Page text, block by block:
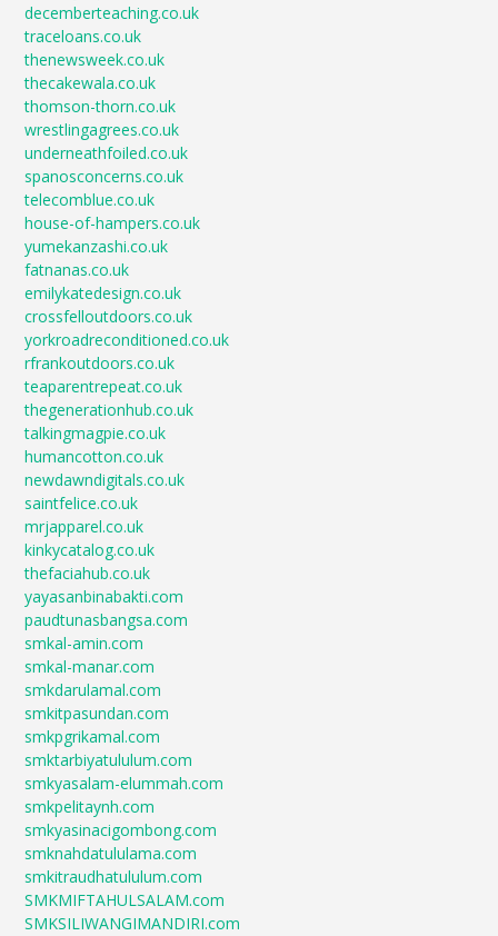
decemberteaching.co.uk
traceloans.co.uk
thenewsweek.co.uk
thecakewala.co.uk
thomson-thorn.co.uk
wrestlingagrees.co.uk
underneathfoiled.co.uk
spanosconcerns.co.uk
telecomblue.co.uk
house-of-hampers.co.uk
yumekanzashi.co.uk
fatnanas.co.uk
emilykatedesign.co.uk
crossfelloutdoors.co.uk
yorkroadreconditioned.co.uk
rfrankoutdoors.co.uk
teaparentrepeat.co.uk
thegenerationhub.co.uk
talkingmagpie.co.uk
humancotton.co.uk
newdawndigitals.co.uk
saintfelice.co.uk
mrjapparel.co.uk
kinkycatalog.co.uk
thefaciahub.co.uk
yayasanbinabakti.com
paudtunasbangsa.com
smkal-amin.com
smkal-manar.com
smkdarulamal.com
smkitpasundan.com
smkpgrikamal.com
smktarbiyatululum.com
smkyasalam-elummah.com
smkpelitaynh.com
smkyasinacigombong.com
smknahdatululama.com
smkitraudhatululum.com
SMKMIFTAHULSALAM.com
SMKSILIWANGIMANDIRI.com